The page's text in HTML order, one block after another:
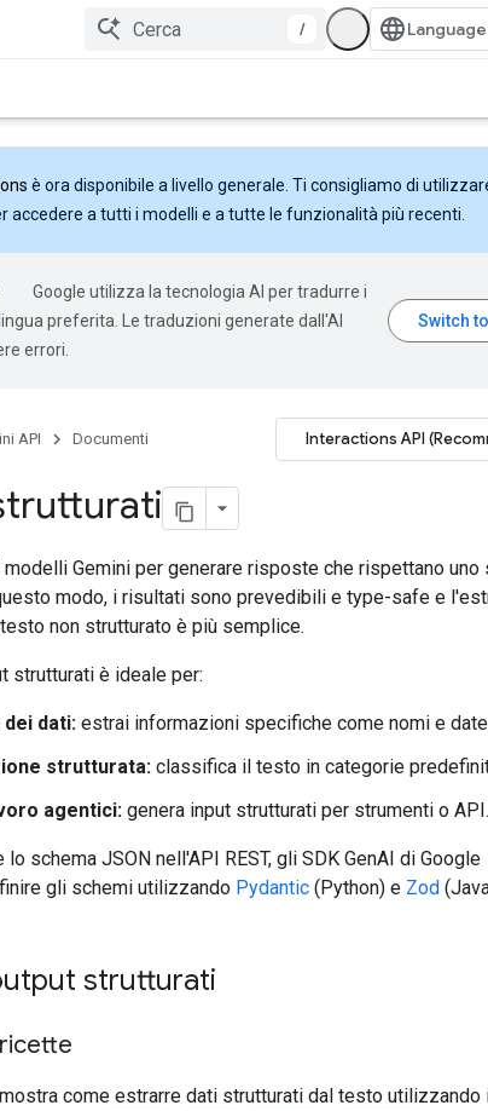
/
è ora disponibile a livello generale. Ti consigliamo di
accedere a tutti i modelli e a tutte le funzionalità più recenti.
Google utilizza la tecnologia AI per tradurre i
preferita. Le traduzioni generate dall'AI
errori.
API Documenti Interactions API
Gemini per generare risposte che rispettano uno
modo, i risultati sono prevedibili e type-safe e
non strutturato è più semplice.
strutturati è ideale per:
dati: estrai informazioni specifiche come nomi e
strutturata: classifica il testo in categorie
agentici: genera input strutturati per strumenti o API.
schema JSON nell'API REST, gli SDK GenAI di Google
gli schemi utilizzando Pydantic (Python) e Zod
strutturati
come estrarre dati strutturati dal testo utilizzando